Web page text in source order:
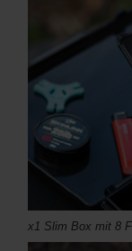
x1 Slim Box mit 8